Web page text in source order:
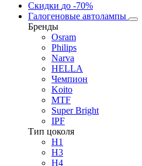
Скидки до -70%
Галогеновые автолампы
Бренды
Osram
Philips
Narva
HELLA
Чемпион
Koito
MTF
Super Bright
IPF
Тип цоколя
H1
H3
H4